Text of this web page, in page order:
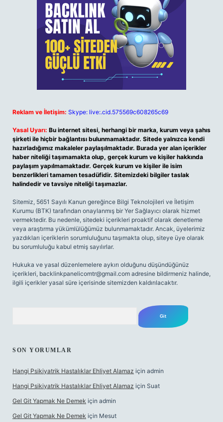
Reklam ve İletişim: Skype: live:.cid.575569c608265c69
Yasal Uyarı: Bu internet sitesi, herhangi bir marka, kurum veya şahıs
şirketi ile hiçbir bağlantısı bulunmamaktadır. Sitede yalnızca kendi
hazırladığımız makaleler paylaşılmaktadır. Burada yer alan içerikler
haber niteliği taşımamakta olup, gerçek kurum ve kişiler hakkında
paylaşım yapılmamaktadır. Gerçek kurum ve kişiler ile isim
benzerlikleri tamamen tesadüfidir. Sitemizdeki bilgiler taslak
halindedir ve tavsiye niteliği taşımazlar.
Sitemiz, 5651 Sayılı Kanun gereğince Bilgi Teknolojileri ve İletişim
Kurumu (BTK) tarafından onaylanmış bir Yer Sağlayıcı olarak hizmet
vermektedir. Bu nedenle, sitedeki içerikleri proaktif olarak denetleme
veya araştırma yükümlülüğümüz bulunmamaktadır. Ancak, üyelerimiz
yazdıkları içeriklerin sorumluluğunu taşımakta olup, siteye üye olarak
bu sorumluluğu kabul etmiş sayılırlar.
Hukuka ve yasal düzenlemelere aykırı olduğunu düşündüğünüz
içerikleri, backlinkpanelicomtr@gmail.com adresine bildirmeniz halinde,
ilgili içerikler yasal süre içerisinde sitemizden kaldırılacaktır.
SON YORUMLAR
Hangi Psikiyatrik Hastalıklar Ehliyet Alamaz için admin
Hangi Psikiyatrik Hastalıklar Ehliyet Alamaz için Suat
Gel Git Yapmak Ne Demek için admin
Gel Git Yapmak Ne Demek için Mesut